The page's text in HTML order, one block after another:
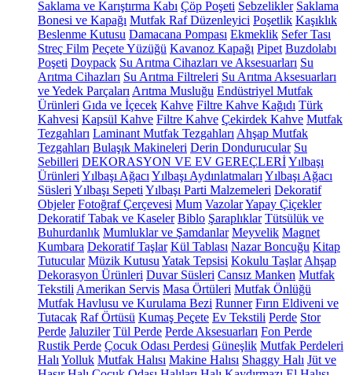
Saklama ve Karıştırma Kabı Çöp Poşeti Sebzelikler Saklama
Bonesi ve Kapağı Mutfak Raf Düzenleyici Poşetlik Kaşıklık
Beslenme Kutusu Damacana Pompası Ekmeklik Sefer Tası
Streç Film Peçete Yüzüğü Kavanoz Kapağı Pipet Buzdolabı
Poşeti Doypack Su Arıtma Cihazları ve Aksesuarları Su
Arıtma Cihazları Su Arıtma Filtreleri Su Arıtma Aksesuarları
ve Yedek Parçaları Arıtma Musluğu Endüstriyel Mutfak
Ürünleri Gıda ve İçecek Kahve Filtre Kahve Kağıdı Türk
Kahvesi Kapsül Kahve Filtre Kahve Çekirdek Kahve Mutfak
Tezgahları Laminant Mutfak Tezgahları Ahşap Mutfak
Tezgahları Bulaşık Makineleri Derin Dondurucular Su
Sebilleri DEKORASYON VE EV GEREÇLERİYılbaşı
Ürünleri Yılbaşı Ağacı Yılbaşı Aydınlatmaları Yılbaşı Ağacı
Süsleri Yılbaşı Sepeti Yılbaşı Parti Malzemeleri Dekoratif
Objeler Fotoğraf Çerçevesi Mum VazolarYapay Çiçekler
Dekoratif Tabak ve Kaseler Biblo Şaraplıklar Tütsülük ve
Buhurdanlık Mumluklar ve Şamdanlar Meyvelik Magnet
Kumbara Dekoratif Taşlar Kül Tablası Nazar Boncuğu Kitap
Tutucular Müzik Kutusu Yatak Tepsisi Kokulu Taşlar Ahşap
Dekorasyon Ürünleri Duvar Süsleri Cansız Manken Mutfak
Tekstili Amerikan Servis Masa Örtüleri Mutfak Önlüğü
Mutfak Havlusu ve Kurulama Bezi Runner Fırın Eldiveni ve
Tutacak Raf Örtüsü Kumaş Peçete Ev Tekstili Perde Stor
Perde Jaluziler Tül Perde Perde Aksesuarları Fon Perde
Rustik Perde Çocuk Odası Perdesi Güneşlik Mutfak Perdeleri
Halı Yolluk Mutfak Halısı Makine Halısı Shaggy Halı Jüt ve